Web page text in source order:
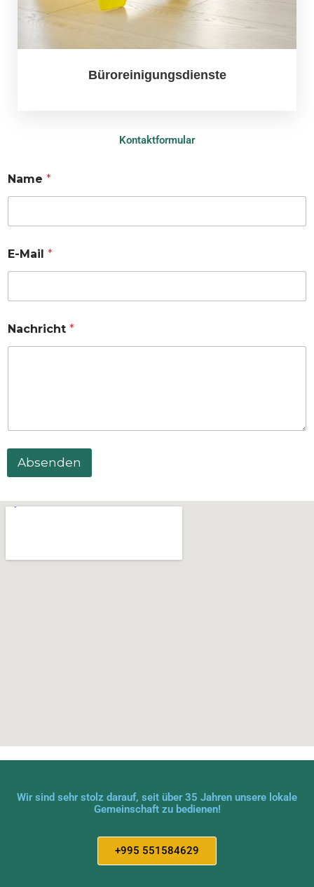
Büroreinigungsdienste
Kontaktformular
Name *
E-Mail *
Nachricht *
Absenden
Wir sind sehr stolz darauf, seit über 35 Jahren unsere lokale
Gemeinschaft zu bedienen!
+995 551584629